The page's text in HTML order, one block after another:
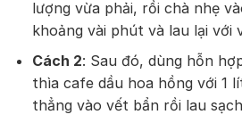
lượng vừa phải, rồi chà nhẹ
khoảng vài phút và lau lại với
Cách 2: Sau đó, dùng hỗn
thìa cafe dầu hoa hồng với 1
thẳng vào vết bẩn rồi lau